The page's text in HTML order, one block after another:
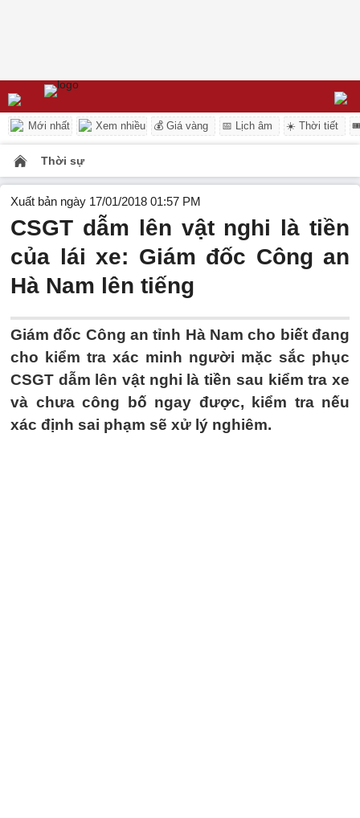
Mới nhất Xem nhiều 💰 Giá vàng 📅 Lịch âm ☀️ Thời tiết
Thời sự
Xuất bản ngày 17/01/2018 01:57 PM
CSGT dẫm lên vật nghi là tiền
của lái xe: Giám đốc Công an
Hà Nam lên tiếng
Giám đốc Công an tỉnh Hà Nam cho biết đang
cho kiểm tra xác minh người mặc sắc phục
CSGT dẫm lên vật nghi là tiền sau kiểm tra xe
và chưa công bố ngay được, kiểm tra nếu
xác định sai phạm sẽ xử lý nghiêm.